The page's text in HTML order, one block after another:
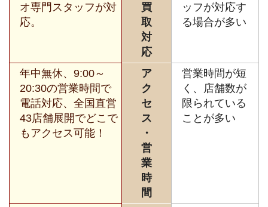
オ専門スタッフが対
応。
買
取
対
応
ッフが対応す
る場合が多い
年中無休、9:00～
20:30の営業時間で
電話対応、全国直営
43店舗展開でどこで
もアクセス可能！
ア
ク
セ
ス
・
営
業
時
間
営業時間が短
く、店舗数が
限られている
ことが多い